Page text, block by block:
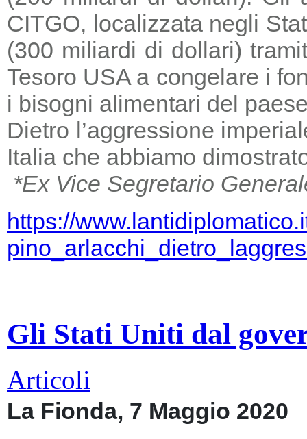
CITGO, localizzata negli
(300 miliardi di dollari)
Tesoro USA a congelare i
i bisogni alimentari del
Dietro l’aggressione
Italia che abbiamo
*Ex Vice Segretario
https://
Gli Stati Uniti dal
Articoli
La Fionda, 7 Maggio 2020